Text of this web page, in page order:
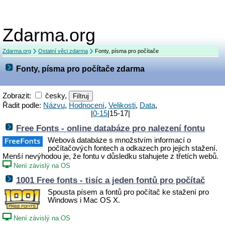
Zdarma.org
Zdarma.org Ostatní věci zdarma Fonty, písma pro počítače
Fonty, písma pro počítače zdarma
Zobrazit:
česky,
Řadit podle: Názvu, Hodnocení, Velikosti, Data,
|0-15 |15-17|
Free Fonts - online databáze pro nalezení fontu
Webová databáze s množstvím informací o
počítačových fontech a odkazech pro jejich stažení.
Menší nevýhodou je, že fontu v důsledku stahujete z třetích webů.
Není závislý na OS
1001 Free fonts - tisíc a jeden fontů pro počítač
Spousta písem a fontů pro počítač ke stažení pro
Windows i Mac OS X.
Není závislý na OS